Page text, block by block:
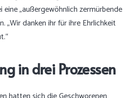
eine „außergewöhnlich zermürbende
„Wir danken ihr für ihre Ehrlichkeit
in drei Prozessen